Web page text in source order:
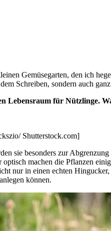
Gemüsegarten, den ich
Schreiben, sondern auch
für Nützlinge.
Shutterstock.com]
sie besonders zur
machen die Pflanzen
nur in einen echten
können.